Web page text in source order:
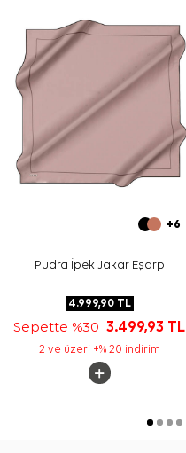
+6
Pudra İpek Jakar Eşarp
4.999,90TL
Sepette %303.499,93 TL
2 ve üzeri +% 20 indirim